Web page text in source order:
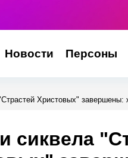
Новости Персоны
Христовых" завершены:
сиквела